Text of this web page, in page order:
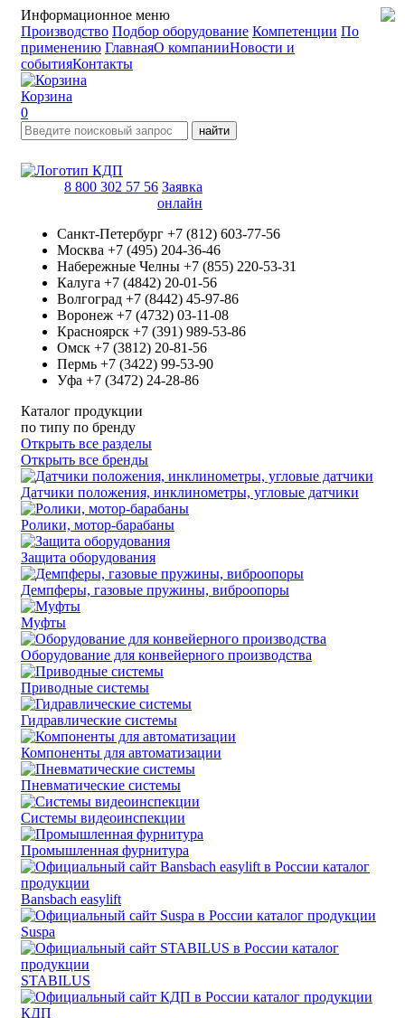
Информационное меню
Производство Подбор оборудование Компетенции По
применению ГлавнаяО компанииНовости и
событияКонтакты
Корзина
0
найти
8 800 302 57 56 Заявка
онлайн
Санкт-Петербург +7 (812) 603-77-56
Москва +7 (495) 204-36-46
Набережные Челны +7 (855) 220-53-31
Калуга +7 (4842) 20-01-56
Волгоград +7 (8442) 45-97-86
Воронеж +7 (4732) 03-11-08
Красноярск +7 (391) 989-53-86
Омск +7 (3812) 20-81-56
Пермь +7 (3422) 99-53-90
Уфа +7 (3472) 24-28-86
Каталог продукции
по типу по бренду
Открыть все разделы
Открыть все бренды
Датчики положения, инклинометры, угловые датчики
Ролики, мотор-барабаны
Защита оборудования
Демпферы, газовые пружины, виброопоры
Муфты
Оборудование для конвейерного производства
Приводные системы
Гидравлические системы
Компоненты для автоматизации
Пневматические системы
Системы видеоинспекции
Промышленная фурнитура
Bansbach easylift
Suspa
STABILUS
КДП